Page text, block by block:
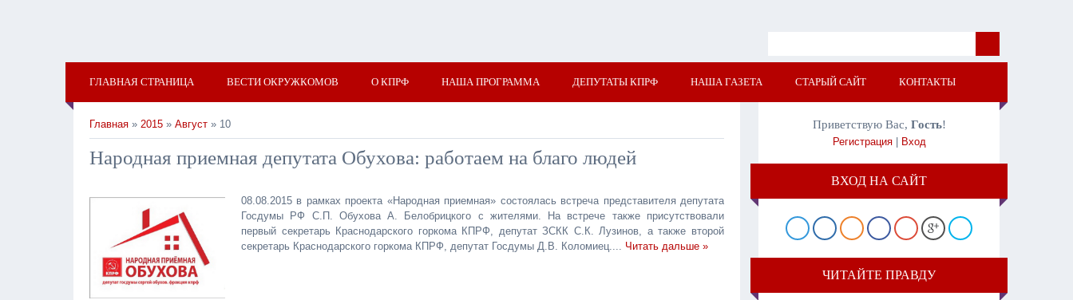
ГЛАВНАЯ СТРАНИЦА ВЕСТИ ОКРУЖКОМОВ О КПРФ НАША ПРОГРАММА ДЕПУТАТЫ КПРФ НАША ГАЗЕТА СТАРЫЙ САЙТ КОНТАКТЫ
Главная » 2015 » Август » 10
Народная приемная депутата Обухова: работаем на благо людей
08.08.2015 в рамках проекта «Народная приемная» состоялась встреча представителя депутата
Госдумы РФ С.П. Обухова А. Белобрицкого с жителями. На встрече также присутствовали
первый секретарь Краснодарского горкома КПРФ, депутат ЗСКК С.К. Лузинов, а также второй
секретарь Краснодарского горкома КПРФ, депутат Госдумы Д.В. Коломиец.... Читать дальше »
Приветствую Вас, Гость!
Регистрация| Вход
ВХОД НА САЙТ
ЧИТАЙТЕ ПРАВДУ